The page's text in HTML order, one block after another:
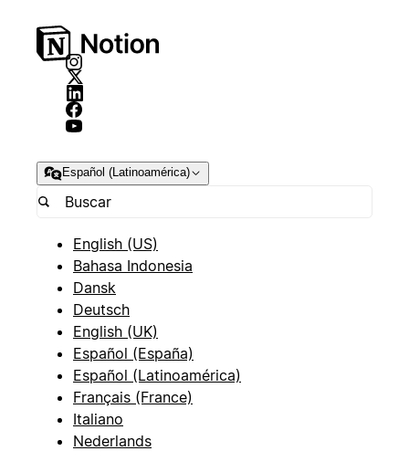
Español (Latinoamérica)
English (US)
Bahasa Indonesia
Dansk
Deutsch
English (UK)
Español (España)
Español (Latinoamérica)
Français (France)
Italiano
Nederlands